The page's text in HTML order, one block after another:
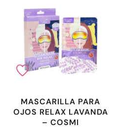
MASCARILLA PARA
OJOS RELAX LAVANDA
– COSMI